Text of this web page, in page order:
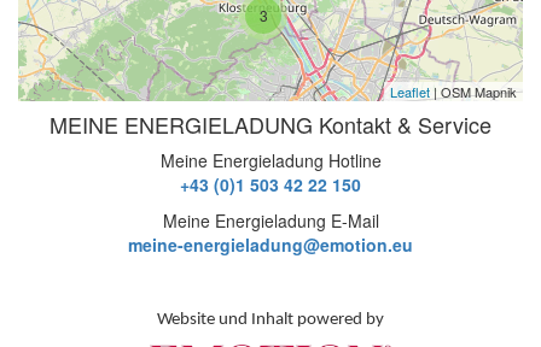
3
Leaflet | OSM Mapnik
MEINE ENERGIELADUNG Kontakt & Service
Meine Energieladung Hotline
+43 (0)1 503 42 22 150
Meine Energieladung E-Mail
meine-energieladung@emotion.eu
Website und Inhalt powered by